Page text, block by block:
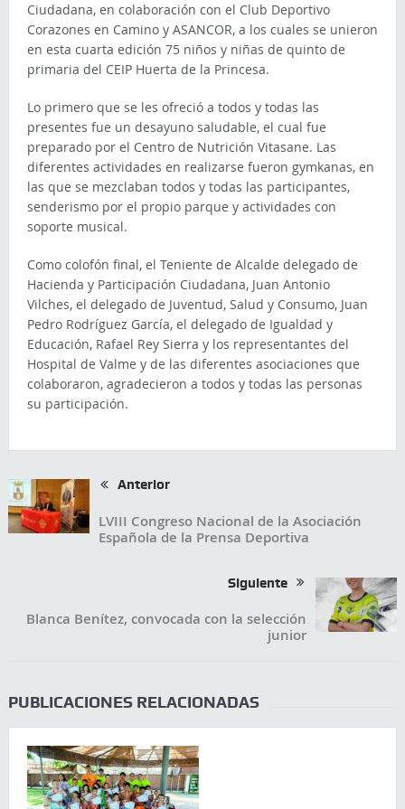
Ciudadana, en colaboración con el Club Deportivo
Corazones en Camino y ASANCOR, a los cuales se unieron
en esta cuarta edición 75 niños y niñas de quinto de
primaria del CEIP Huerta de la Princesa.
Lo primero que se les ofreció a todos y todas las
presentes fue un desayuno saludable, el cual fue
preparado por el Centro de Nutrición Vitasane. Las
diferentes actividades en realizarse fueron gymkanas, en
las que se mezclaban todos y todas las participantes,
senderismo por el propio parque y actividades con
soporte musical.
Como colofón final, el Teniente de Alcalde delegado de
Hacienda y Participación Ciudadana, Juan Antonio
Vilches, el delegado de Juventud, Salud y Consumo, Juan
Pedro Rodríguez García, el delegado de Igualdad y
Educación, Rafael Rey Sierra y los representantes del
Hospital de Valme y de las diferentes asociaciones que
colaboraron, agradecieron a todos y todas las personas
su participación.
Anterior
LVIII Congreso Nacional de la Asociación
Española de la Prensa Deportiva
Siguiente
Blanca Benítez, convocada con la selección
junior
PUBLICACIONES RELACIONADAS